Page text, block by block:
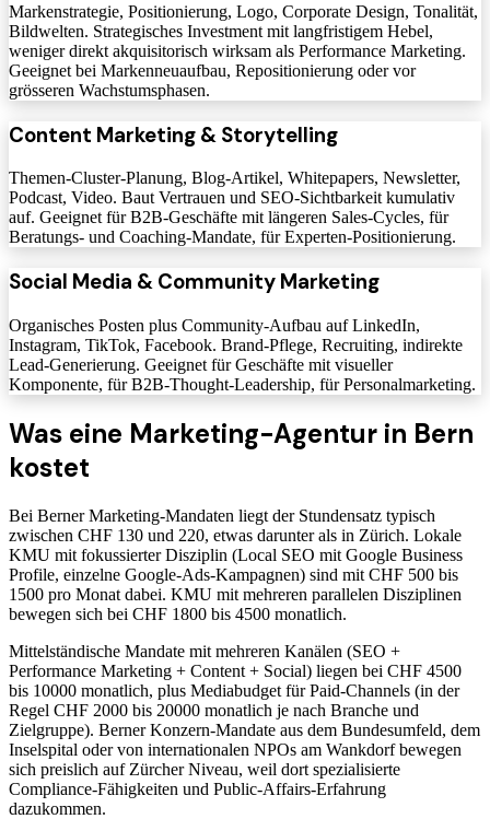
Markenstrategie, Positionierung, Logo, Corporate Design, Tonalität,
Bildwelten. Strategisches Investment mit langfristigem Hebel,
weniger direkt akquisitorisch wirksam als Performance Marketing.
Geeignet bei Markenneuaufbau, Repositionierung oder vor
grösseren Wachstumsphasen.
Content Marketing & Storytelling
Themen-Cluster-Planung, Blog-Artikel, Whitepapers, Newsletter,
Podcast, Video. Baut Vertrauen und SEO-Sichtbarkeit kumulativ
auf. Geeignet für B2B-Geschäfte mit längeren Sales-Cycles, für
Beratungs- und Coaching-Mandate, für Experten-Positionierung.
Social Media & Community Marketing
Organisches Posten plus Community-Aufbau auf LinkedIn,
Instagram, TikTok, Facebook. Brand-Pflege, Recruiting, indirekte
Lead-Generierung. Geeignet für Geschäfte mit visueller
Komponente, für B2B-Thought-Leadership, für Personalmarketing.
Was eine Marketing-Agentur in Bern
kostet
Bei Berner Marketing-Mandaten liegt der Stundensatz typisch
zwischen CHF 130 und 220, etwas darunter als in Zürich. Lokale
KMU mit fokussierter Disziplin (Local SEO mit Google Business
Profile, einzelne Google-Ads-Kampagnen) sind mit CHF 500 bis
1500 pro Monat dabei. KMU mit mehreren parallelen Disziplinen
bewegen sich bei CHF 1800 bis 4500 monatlich.
Mittelständische Mandate mit mehreren Kanälen (SEO +
Performance Marketing + Content + Social) liegen bei CHF 4500
bis 10000 monatlich, plus Mediabudget für Paid-Channels (in der
Regel CHF 2000 bis 20000 monatlich je nach Branche und
Zielgruppe). Berner Konzern-Mandate aus dem Bundesumfeld, dem
Inselspital oder von internationalen NPOs am Wankdorf bewegen
sich preislich auf Zürcher Niveau, weil dort spezialisierte
Compliance-Fähigkeiten und Public-Affairs-Erfahrung
dazukommen.